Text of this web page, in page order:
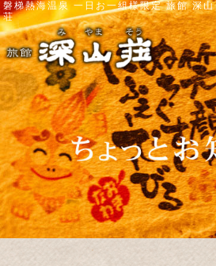
磐梯熱海温泉 一日お一組様限定 旅館 深山
荘